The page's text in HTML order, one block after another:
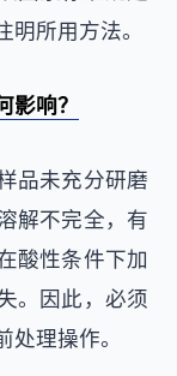
所用方法。
响？
品未充分研磨
解不完全，有
酸性条件下加
。因此，必须
理操作。